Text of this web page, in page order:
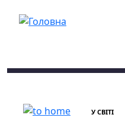
У СВІТІ